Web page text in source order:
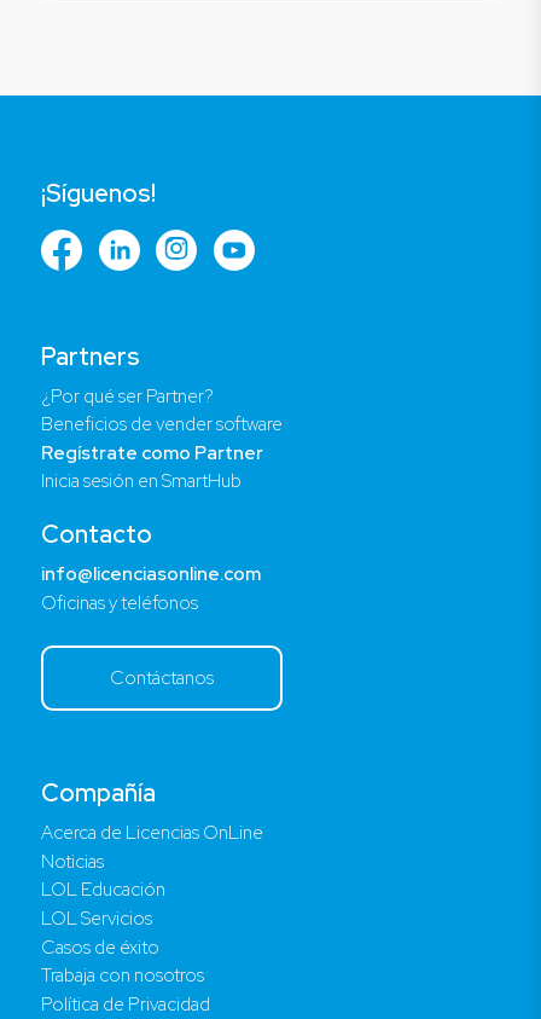
Compañía
Acerca de Licencias OnLine
Noticias
LOL Educación
LOL Servicios
Casos de éxito
Trabaja con nosotros
Política de Privacidad
Partners
¿Por qué ser Partner?
Beneficios de vender software
Regístrate como Partner
Inicia sesión en SmartHub
Contacto
info@licenciasonline.com
Oficinas y teléfonos
Contáctanos
¡Síguenos!